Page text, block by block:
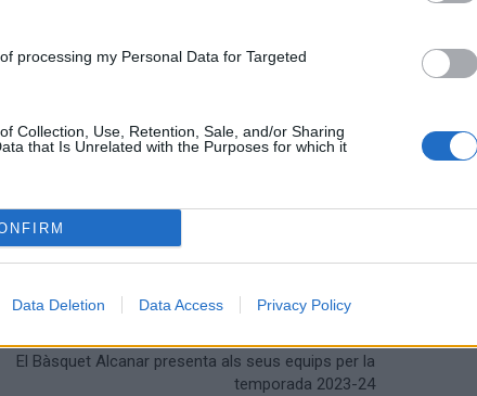
processing my Personal Data for Targeted
Collection, Use, Retention, Sale, and/or Sharing
that Is Unrelated with the Purposes for which it
Data Deletion Data Access Privacy Policy
amb arbitratge a càrrec de l’àrbitre
per Juan Antonio Ayora González i Guillem
El Bàsquet Alcanar presenta als seus equips per la
temporada 2023-24